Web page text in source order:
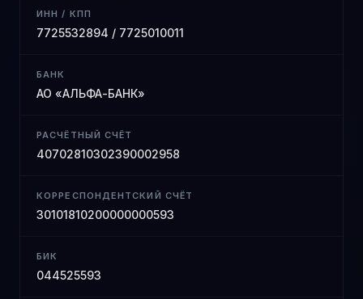
ИНН / КПП
7725532894 / 7725010011
БАНК
АО «АЛЬФА-БАНК»
РАСЧЁТНЫЙ СЧЁТ
40702810302390002958
КОРРЕСПОНДЕНТСКИЙ СЧЁТ
30101810200000000593
БИК
044525593